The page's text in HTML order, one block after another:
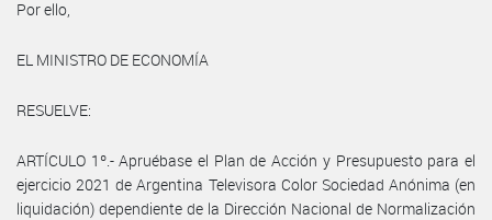
Por ello,
EL MINISTRO DE ECONOMÍA
RESUELVE:
ARTÍCULO 1º.- Apruébase el Plan de Acción y Presupuesto para el
ejercicio 2021 de Argentina Televisora Color Sociedad Anónima (en
liquidación) dependiente de la Dirección Nacional de Normalización